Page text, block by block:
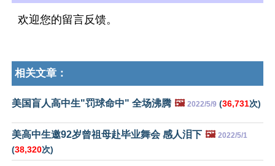
欢迎您的留言反馈。
相关文章：
美国盲人高中生"罚球命中" 全场沸腾 🖼️ 2022/5/9 (36,731次)
美高中生邀92岁曾祖母赴毕业舞会 感人泪下 🖼️ 2022/5/1
(38,320次)